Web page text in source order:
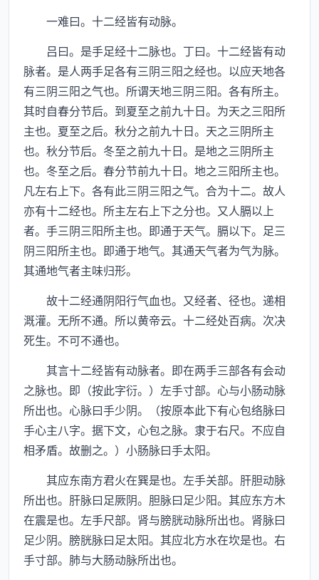
一难曰。十二经皆有动脉。
吕曰。是手足经十二脉也。丁曰。十二经皆有动
脉者。是人两手足各有三阴三阳之经也。以应天地各
有三阴三阳之气也。所谓天地三阴三阳。各有所主。
其时自春分节后。到夏至之前九十日。为天之三阳所
主也。夏至之后。秋分之前九十日。天之三阴所主
也。秋分节后。冬至之前九十日。是地之三阴所主
也。冬至之后。春分节前九十日。地之三阳所主也。
凡左右上下。各有此三阴三阳之气。合为十二。故人
亦有十二经也。所主左右上下之分也。又人膈以上
者。手三阴三阳所主也。即通于天气。膈以下。足三
阴三阳所主也。即通于地气。其通天气者为气为脉。
其通地气者主味归形。
故十二经通阴阳行气血也。又经者、径也。递相
溉灌。无所不通。所以黄帝云。十二经处百病。次决
死生。不可不通也。
其言十二经皆有动脉者。即在两手三部各有会动
之脉也。即（按此字衍。）左手寸部。心与小肠动脉
所出也。心脉曰手少阴。（按原本此下有心包络脉曰
手心主八字。据下文，心包之脉。隶于右尺。不应自
相矛盾。故删之。）小肠脉曰手太阳。
其应东南方君火在巽是也。左手关部。肝胆动脉
所出也。肝脉曰足厥阴。胆脉曰足少阳。其应东方木
在震是也。左手尺部。肾与膀胱动脉所出也。肾脉曰
足少阴。膀胱脉曰足太阳。其应北方水在坎是也。右
手寸部。肺与大肠动脉所出也。